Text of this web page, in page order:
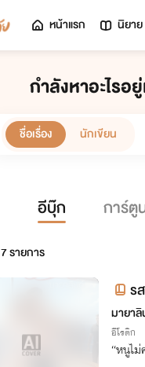
หน้าแรก นิยาย
กำลังหาอะไรอ
ชื่อเรื่อง นักเขียน
อีบุ๊ก การ์ตู
7รายการ
ร
มายา
อีโรติก
“หนูไม่